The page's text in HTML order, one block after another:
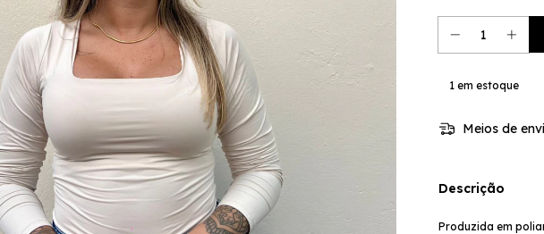
1em estoque
Meios de
Descrição
Produzida em